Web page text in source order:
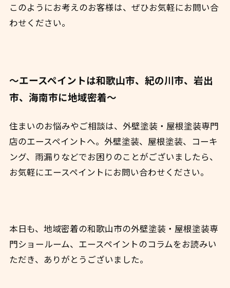
このようにお考えのお客様は、ぜひお気軽にお問い合
わせください。
～エースペイントは和歌山市、紀の川市、岩出
市、海南市に地域密着～
住まいのお悩みやご相談は、外壁塗装・屋根塗装専門
店のエースペイントへ。外壁塗装、屋根塗装、コーキ
ング、雨漏りなどでお困りのことがございましたら、
お気軽にエースペイントにお問い合わせください。
本日も、地域密着の和歌山市の外壁塗装・屋根塗装専
門ショールーム、エースペイントのコラムをお読みい
ただき、ありがとうございました。